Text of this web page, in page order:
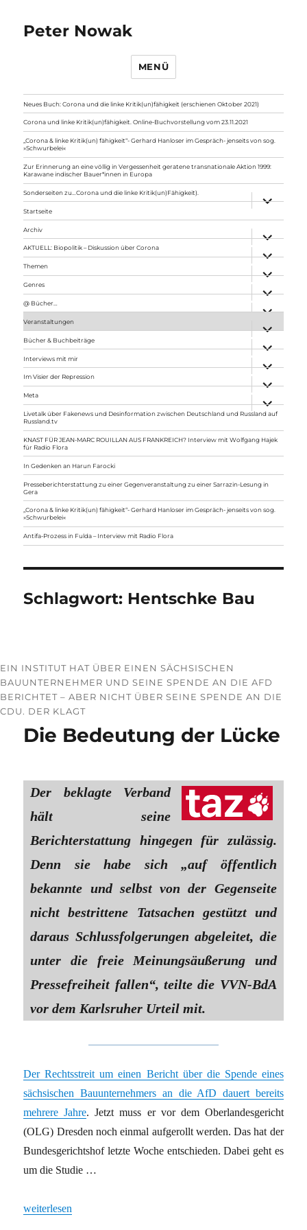
Peter Nowak
MENÜ
Neues Buch: Corona und die linke Kritik(un)fähigkeit (erschienen Oktober 2021)
Corona und linke Kritik(un)fähigkeit. Online-Buchvorstellung vom 23.11.2021
„Corona & linke Kritik(un) fähigkeit“- Gerhard Hanloser im Gespräch- jenseits von sog.
»Schwurbelei«
Zur Erinnerung an eine völlig in Vergessenheit geratene transnationale Aktion 1999:
Karawane indischer Bauer*innen in Europa
Sonderseiten zu…Corona und die linke Kritik(un)Fähigkeit).
anzeigen
Startseite
Archiv
anzeigen
AKTUELL: Biopolitik – Diskussion über Corona
anzeigen
Themen
anzeigen
Genres
anzeigen
@ Bücher…
Veranstaltungen
anzeigen
Bücher & Buchbeiträge
anzeigen
Interviews mit mir
anzeigen
Im Visier der Repression
anzeigen
Meta
anzeigen
Livetalk über Fakenews und Desinformation zwischen Deutschland und Russland auf
Russland.tv
KNAST FÜR JEAN-MARC ROUILLAN AUS FRANKREICH? Interview mit Wolfgang Hajek
für Radio Flora
In Gedenken an Harun Farocki
Presseberichterstattung zu einer Gegenveranstaltung zu einer Sarrazin-Lesung in
Gera
„Corona & linke Kritik(un) fähigkeit“- Gerhard Hanloser im Gespräch- jenseits von sog.
»Schwurbelei«
Antifa-Prozess in Fulda – Interview mit Radio Flora
Schlagwort: Hentschke Bau
EIN INSTITUT HAT ÜBER EINEN SÄCHSISCHEN
BAUUNTERNEHMER UND SEINE SPENDE AN DIE AFD
BERICHTET – ABER NICHT ÜBER SEINE SPENDE AN DIE
CDU. DER KLAGT
Die Bedeutung der Lücke
Der beklagte Verband
hält seine
Berichterstattung hingegen für zulässig.
Denn sie habe sich „auf öffentlich
bekannte und selbst von der Gegenseite
nicht bestrittene Tatsachen gestützt und
daraus Schlussfolgerungen abgeleitet, die
unter die freie Meinungsäußerung und
Pressefreiheit fallen“, teilte die VVN-BdA
vor dem Karlsruher Urteil mit.
Der Rechtsstreit um einen Bericht über die Spende eines
sächsischen Bauunternehmers an die AfD dauert bereits
mehrere Jahre. Jetzt muss er vor dem Oberlandesgericht
(OLG) Dresden noch einmal aufgerollt werden. Das hat der
Bundesgerichtshof letzte Woche entschieden. Dabei geht es
um die Studie …
„Die Bedeutung der Lücke“
weiterlesen